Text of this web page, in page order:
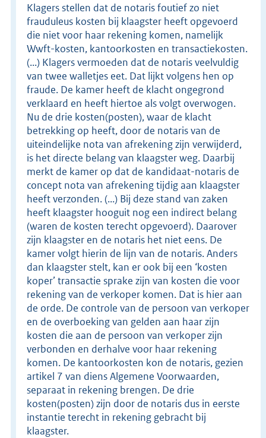
Klagers stellen dat de notaris foutief zo niet
frauduleus kosten bij klaagster heeft opgevoerd
die niet voor haar rekening komen, namelijk
Wwft-kosten, kantoorkosten en transactiekosten.
(...) Klagers vermoeden dat de notaris veelvuldig
van twee walletjes eet. Dat lijkt volgens hen op
fraude. De kamer heeft de klacht ongegrond
verklaard en heeft hiertoe als volgt overwogen.
Nu de drie kosten(posten), waar de klacht
betrekking op heeft, door de notaris van de
uiteindelijke nota van afrekening zijn verwijderd,
is het directe belang van klaagster weg. Daarbij
merkt de kamer op dat de kandidaat-notaris de
concept nota van afrekening tijdig aan klaagster
heeft verzonden. (...) Bij deze stand van zaken
heeft klaagster hooguit nog een indirect belang
(waren de kosten terecht opgevoerd). Daarover
zijn klaagster en de notaris het niet eens. De
kamer volgt hierin de lijn van de notaris. Anders
dan klaagster stelt, kan er ook bij een ‘kosten
koper’ transactie sprake zijn van kosten die voor
rekening van de verkoper komen. Dat is hier aan
de orde. De controle van de persoon van verkoper
en de overboeking van gelden aan haar zijn
kosten die aan de persoon van verkoper zijn
verbonden en derhalve voor haar rekening
komen. De kantoorkosten kon de notaris, gezien
artikel 7 van diens Algemene Voorwaarden,
separaat in rekening brengen. De drie
kosten(posten) zijn door de notaris dus in eerste
instantie terecht in rekening gebracht bij
klaagster.